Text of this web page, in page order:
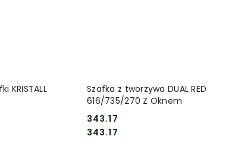
KRISTALL
KOSZYKA
Szafka z tworzywa DUAL RED
616/735/270 Z Oknem
Cena:
343.17
Cena:
343.17